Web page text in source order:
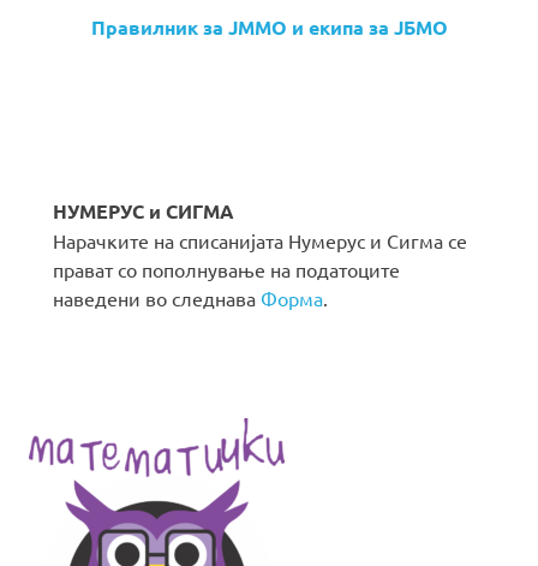
Правилник за ЈММО и екипа за ЈБМО
НУМЕРУС и СИГМА
Нарачките на списанијата Нумерус и Сигма се
прават со пополнување на податоците
наведени во следнава Форма